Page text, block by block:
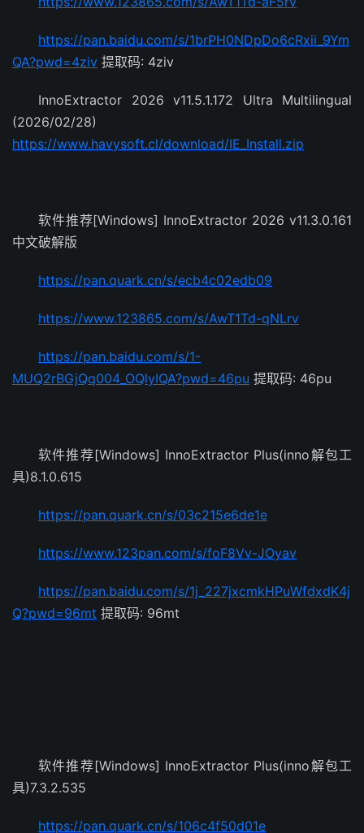
https://pan.baidu.com/s/1brPH0NDpDo6cRxii_9Ym
QA?pwd=4ziv 提取码: 4ziv
InnoExtractor 2026 v11.5.1.172 Ultra Multilingual
(2026/02/28)
https://www.havysoft.cl/download/IE_Install.zip
软件推荐[Windows] InnoExtractor 2026 v11.3.0.161
中文破解版
https://pan.quark.cn/s/ecb4c02edb09
https://www.123865.com/s/AwT1Td-qNLrv
https://pan.baidu.com/s/1-
MUQ2rBGjQq004_OQlyIQA?pwd=46pu 提取码: 46pu
软件推荐[Windows] InnoExtractor Plus(inno解包工
具)8.1.0.615
https://pan.quark.cn/s/03c215e6de1e
https://www.123pan.com/s/foF8Vv-JOyav
https://pan.baidu.com/s/1j_227jxcmkHPuWfdxdK4j
Q?pwd=96mt 提取码: 96mt
软件推荐[Windows] InnoExtractor Plus(inno解包工
具)7.3.2.535
https://pan.quark.cn/s/106c4f50d01e